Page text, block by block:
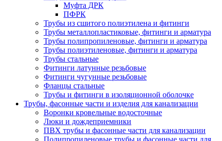
Муфта ДРК
ПФРК
Трубы из сшитого полиэтилена и фитинги
Трубы металлопластиковые, фитинги и арматура
Трубы полипропиленовые, фитинги и арматура
Трубы полиэтиленовые, фитинги и арматура
Трубы стальные
Фитинги латунные резьбовые
Фитинги чугунные резьбовые
Фланцы стальные
Трубы и фитинги в изоляционной оболочке
Трубы, фасонные части и изделия для канализации
Воронки кровельные водосточные
Люки и дождеприемники
ПВХ трубы и фасонные части для канализации
Полипропиленовые трубы и фасонные части для